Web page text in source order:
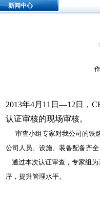
新闻中心
2013年4月11日—12日，
认证审核的现场审核。
审查小组专家对我公司的铁
公司人员、设施、装备配备齐
通过本次认证审查，专家组为
序，提升管理水平。